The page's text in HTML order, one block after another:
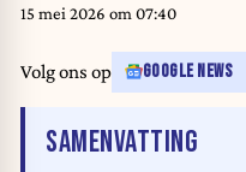
early on June 19, the Kremlin
Ukraine. Gavriil GRIGOROV /
15 mei 2026 om 07:40
Volg ons op GOOGLE NEWS
SAMENVATTING